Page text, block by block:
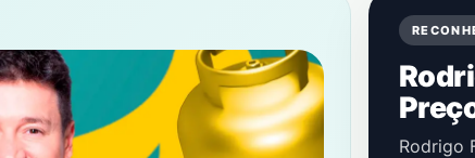
Rodrigo